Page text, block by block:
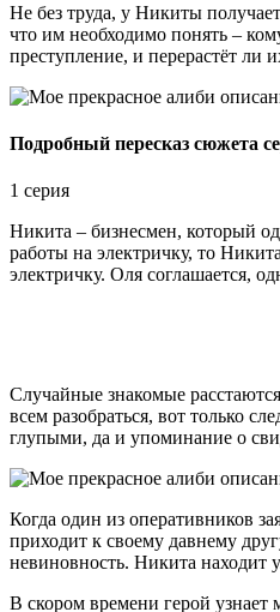
Не без труда, у Никиты
что им необходимо понять –
преступление, и перерастёт ли
Подробный пересказ сюжета
1 серия
Никита – бизнесмен, который
работы на электричку, то
электричку. Оля соглашается,
Случайные знакомые
всем разобраться, вот только
глупыми, да и упоминание о
Когда один из оперативников
приходит к своему давнему
невиновность. Никита находит
В скором времени герой узнает